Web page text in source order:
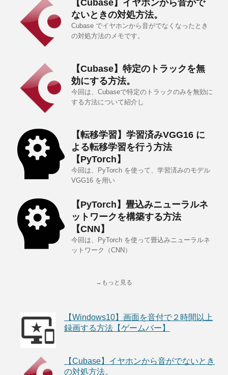
【Cubase】イヤホンから音がで
ないときの対処方法。
Cubase でイヤホンから音がでなくなったとき
の対処方法のメモです。
【Cubase】特定のトラックを無
効にする方法。
今回は、Cubaseで特定のトラックのみを無効に
する方法について紹介し
【転移学習】学習済みVGG16 に
よる転移学習を行う方法
【PyTorch】
今回は、PyTorch を使って、学習済みのモデル
VGG16 を用い
【PyTorch】畳込みニューラルネ
ットワークを構築する方法
【CNN】
今回は、PyTorch を使って畳込みニューラルネ
ットワーク（CNN）
→もっと見る
【Windows10】画面を音付で２時間以上
録画する方法【ゲームバー】
【Cubase】イヤホンから音がでないとき
の対処方法。